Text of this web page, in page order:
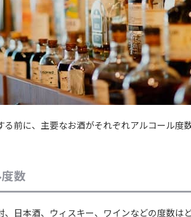
る前に、主要なお酒がそれぞれアルコール度
数
日本酒、ウィスキー、ワインなどの度数は